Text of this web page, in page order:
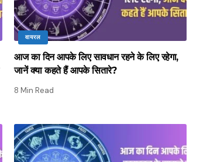
वायरल
आज का दिन आपके लिए सावधान रहने के लिए रहेगा,
जानें क्या कहते हैं आपके सितारे?
8 Min Read